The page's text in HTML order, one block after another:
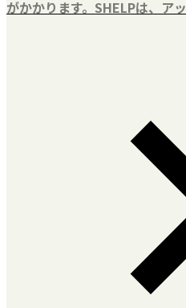
がかかります。SHELPは、アッ